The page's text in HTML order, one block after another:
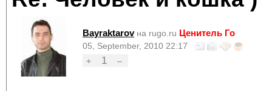
Bayraktarov на rugo.ru Ценитель Го
05, September, 2010 22:17
+
1 –